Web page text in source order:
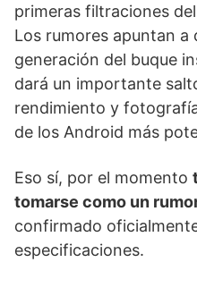
primeras filtraciones
Los rumores apuntan a
generación del buque
dará un importante
rendimiento y
de los Android más
Eso sí, por el momento
tomarse como un
confirmado
especificaciones.